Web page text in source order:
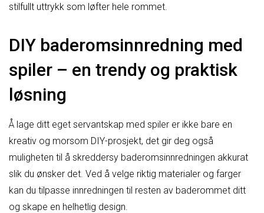
stilfullt uttrykk som løfter hele rommet.
DIY baderomsinnredning med
spiler – en trendy og praktisk
løsning
Å lage ditt eget servantskap med spiler er ikke bare en
kreativ og morsom DIY-prosjekt, det gir deg også
muligheten til å skreddersy baderomsinnredningen akkurat
slik du ønsker det. Ved å velge riktig materialer og farger
kan du tilpasse innredningen til resten av baderommet ditt
og skape en helhetlig design.